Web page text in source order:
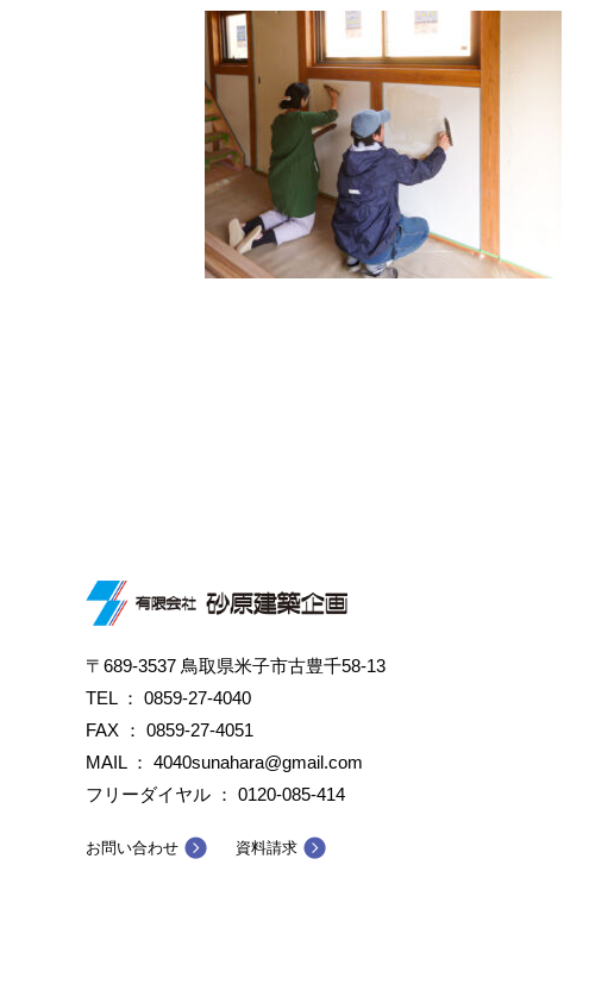
〒689-3537 鳥取県米子市古豊千58-13
TEL ： 0859-27-4040
FAX ： 0859-27-4051
MAIL ： 4040sunahara@gmail.com
フリーダイヤル ： 0120-085-414
お問い合わせ 資料請求